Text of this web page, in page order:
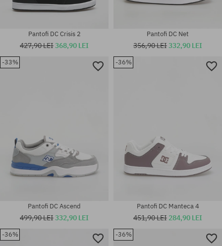
Mărimi existente:
Pantofi DC Crisis 2
427,90 LEI368,90 LEI
Mărimi existente:
Pantofi DC Net
356,90 LEI332,90 LEI
-33%
Pantofi DC Ascend
499,90 LEI332,90 LEI
-36%
Pantofi DC Manteca 4
451,90 LEI 284,90 LEI
-36% -36%